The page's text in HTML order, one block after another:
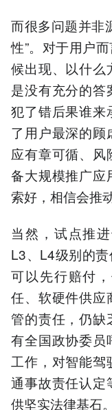
而很多问题并非
性”。对于用户
候出现、以什么
是没有充分的答
犯了错后果谁来
了用户最深的顾
应有章可循、
备大规模推广应
索好，相信会推
当然，试点推
L3、L4级别的
可以先行赔付
任、软硬件供应
管的责任，仍缺
有全国政协委员
工作，对智能驾
通事故责任认定
供坚实法律基石。